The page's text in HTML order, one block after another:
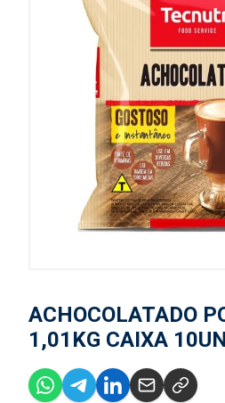
ACHOCOLATADO
1,01KG CAIXA